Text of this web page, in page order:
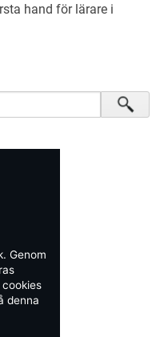
hand för lärare i
Genom
denna